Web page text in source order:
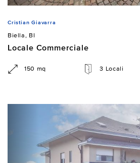
Cristian Giavarra
Biella, BI
Locale Commerciale
150 mq 3 Locali